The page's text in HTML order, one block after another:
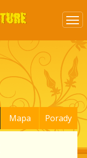
Mapa Porady